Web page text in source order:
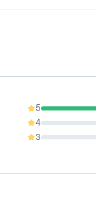
5
100%
4
0%
3
0%